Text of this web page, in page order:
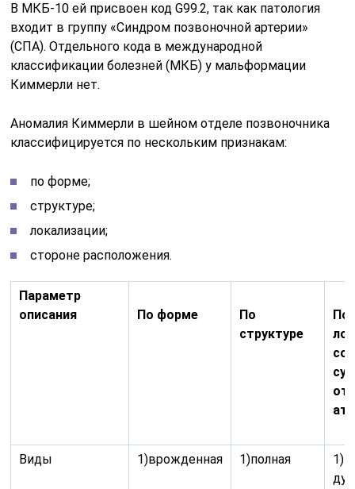
В МКБ-10 ей присвоен код G99.2, так как патология
входит в группу «Синдром позвоночной артерии»
(СПА). Отдельного кода в международной
классификации болезней (МКБ) у мальформации
Киммерли нет.
Аномалия Киммерли в шейном отделе позвоночника
классифицируется по нескольким признакам:
по форме;
структуре;
локализации;
стороне расположения.
Параметр
описания
По форме
По
структуре
По
Виды 1)врожденная 1)полная